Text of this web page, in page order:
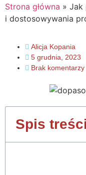
Strona główna » Jak
i dostosowywania
Alicja Kopania
5 grudnia, 2023
Brak komentarzy
Spis treści